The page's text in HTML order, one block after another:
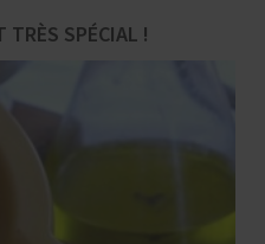
TRÈS SPÉCIAL !